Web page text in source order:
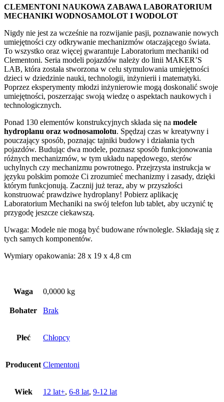
CLEMENTONI NAUKOWA ZABAWA LABORATORIUM
MECHANIKI WODNOSAMOLOT I WODOLOT
Nigdy nie jest za wcześnie na rozwijanie pasji, poznawanie nowych
umiejętności czy odkrywanie mechanizmów otaczającego świata.
To wszystko oraz więcej gwarantuje Laboratorium mechaniki od
Clementoni. Seria modeli pojazdów należy do linii MAKER’S
LAB, która została stworzona w celu stymulowania umiejętności
dzieci w dziedzinie nauki, technologii, inżynierii i matematyki.
Poprzez eksperymenty młodzi inżynierowie mogą doskonalić swoje
umiejętności, poszerzając swoją wiedzę o aspektach naukowych i
technologicznych.
Ponad 130 elementów konstrukcyjnych składa się na modele
hydroplanu oraz wodnosamolotu. Spędzaj czas w kreatywny i
pouczający sposób, poznając tajniki budowy i działania tych
pojazdów. Budując dwa modele, poznasz sposób funkcjonowania
różnych mechanizmów, w tym układu napędowego, sterów
uchylnych czy mechanizmu powrotnego. Przejrzysta instrukcja w
języku polskim pomoże Ci zrozumieć mechanizmy i zasady, dzięki
którym funkcjonują. Zacznij już teraz, aby w przyszłości
konstruować prawdziwe hydroplany! Pobierz aplikację
Laboratorium Mechaniki na swój telefon lub tablet, aby uczynić tę
przygodę jeszcze ciekawszą.
Uwaga: Modele nie mogą być budowane równolegle. Składają się z
tych samych komponentów.
Wymiary opakowania: 28 x 19 x 4,8 cm
Waga 0,0000 kg
Bohater Brak
Płeć Chłopcy
Producent Clementoni
Wiek 12 lat+, 6-8 lat, 9-12 lat